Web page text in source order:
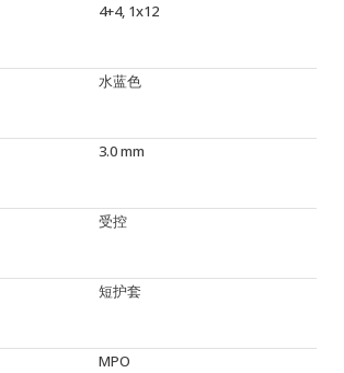
4+4, 1x12
水蓝色
3.0 mm
受控
短护套
MPO